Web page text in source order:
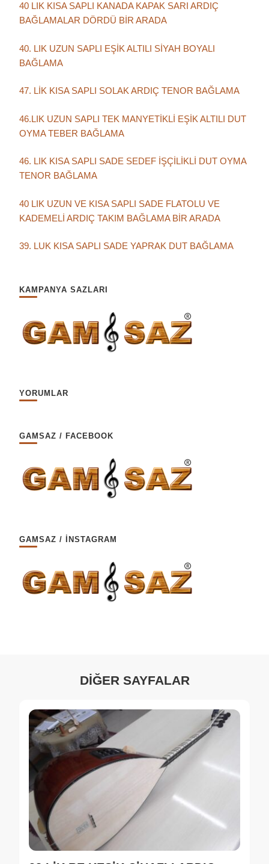
40 LIK KISA SAPLI KANADA KAPAK SARI ARDIÇ
BAĞLAMALAR DÖRDÜ BİR ARADA
40. LIK UZUN SAPLI EŞİK ALTILI SİYAH BOYALI
BAĞLAMA
47. LİK KISA SAPLI SOLAK ARDIÇ TENOR BAĞLAMA
46.LIK UZUN SAPLI TEK MANYETİKLİ EŞİK ALTILI DUT
OYMA TEBER BAĞLAMA
46. LIK KISA SAPLI SADE SEDEF İŞÇİLİKLİ DUT OYMA
TENOR BAĞLAMA
40 LIK UZUN VE KISA SAPLI SADE FLATOLU VE
KADEMELİ ARDIÇ TAKIM BAĞLAMA BİR ARADA
39. LUK KISA SAPLI SADE YAPRAK DUT BAĞLAMA
KAMPANYA SAZLARI
YORUMLAR
GAMSAZ / FACEBOOK
GAMSAZ / İNSTAGRAM
DİĞER SAYFALAR